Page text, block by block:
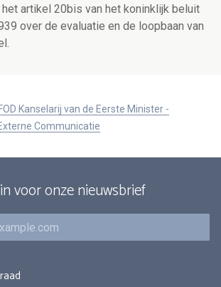
artikel 20bis van het koninklijk beluit
over de evaluatie en de loopbaan van
FOD Kanselarij van de Eerste Minister -
Communicatie
voor onze nieuwsbrief